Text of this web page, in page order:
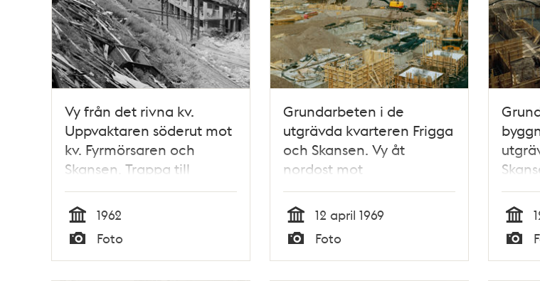
Vy från det rivna kv.
Uppvaktaren söderut mot
kv. Fyrmörsaren och
Skansen. Trappa till
Jakobsbergsgatan
Tid
1962
Typ
Foto
Grundarbeten i de
utgrävda kvarteren Frigga
och Skansen. Vy åt
nordost mot
Telegrafverket i kv.
Fyrmörsaren.
Beridarbansgatan på
stolpar
Tid
12 april 1969
Typ
Foto Tid
Typ